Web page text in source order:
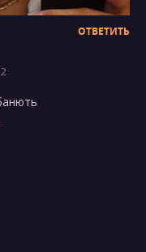
ОТВЕТИТЬ